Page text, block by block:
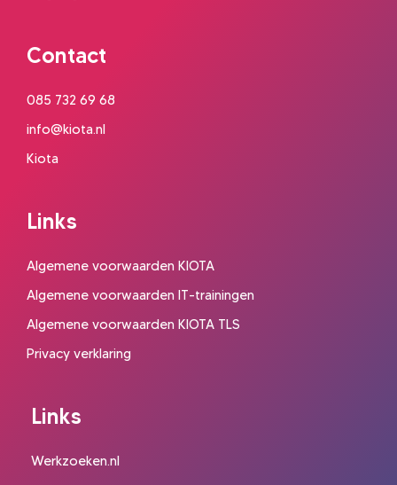
Contact
085 732 69 68
info@kiota.nl
Kiota
Links
Algemene voorwaarden KIOTA
Algemene voorwaarden IT-trainingen
Algemene voorwaarden KIOTA TLS
Privacy verklaring
Links
Werkzoeken.nl